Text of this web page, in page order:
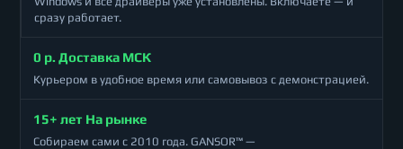
сразу работает.
0 р. Доставка МСК
Курьером в удобное время или самовывоз с демонстрацией.
15+ лет На рынке
Собираем сами с 2010 года. GANSOR™ —